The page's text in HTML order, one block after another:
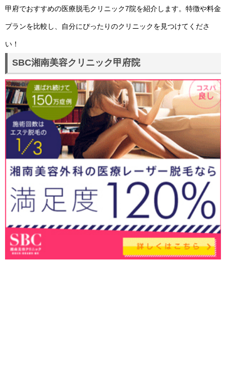
甲府でおすすめの医療脱毛クリニック7院を紹介します。特徴や料金
プランを比較し、自分にぴったりのクリニックを見つけてくださ
い！
SBC湘南美容クリニック甲府院